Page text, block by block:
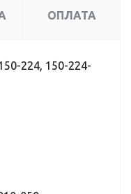
ОПЛАТА
224, 150-224-